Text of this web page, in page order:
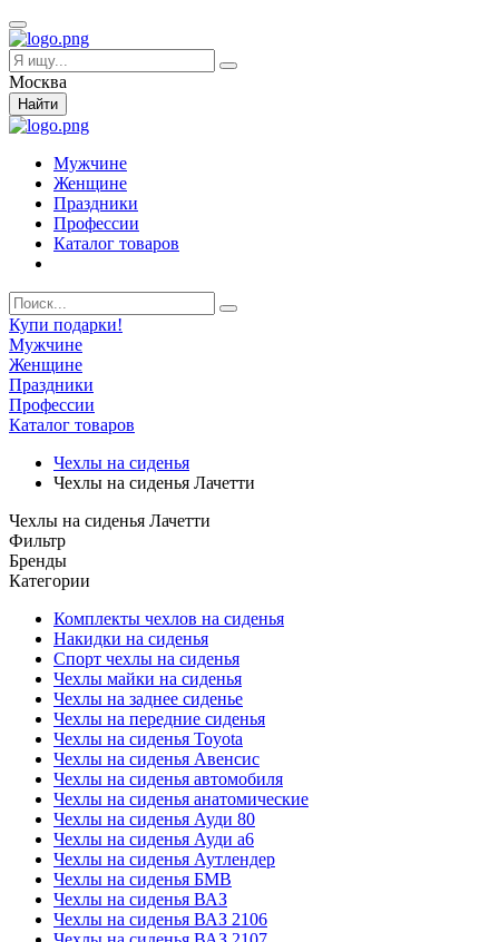
Москва
Найти
Мужчине
Женщине
Праздники
Профессии
Каталог товаров
Купи подарки!
Мужчине
Женщине
Праздники
Профессии
Каталог товаров
Чехлы на сиденья
Чехлы на сиденья Лачетти
Чехлы на сиденья Лачетти
Фильтр
Бренды
Категории
Комплекты чехлов на сиденья
Накидки на сиденья
Спорт чехлы на сиденья
Чехлы майки на сиденья
Чехлы на заднее сиденье
Чехлы на передние сиденья
Чехлы на сиденья Toyota
Чехлы на сиденья Авенсис
Чехлы на сиденья автомобиля
Чехлы на сиденья анатомические
Чехлы на сиденья Ауди 80
Чехлы на сиденья Ауди а6
Чехлы на сиденья Аутлендер
Чехлы на сиденья БМВ
Чехлы на сиденья ВАЗ
Чехлы на сиденья ВАЗ 2106